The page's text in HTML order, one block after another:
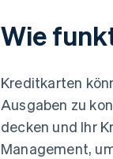
Wie
Kreditkarten
Ausgaben zu
decken und Ihr
Management,